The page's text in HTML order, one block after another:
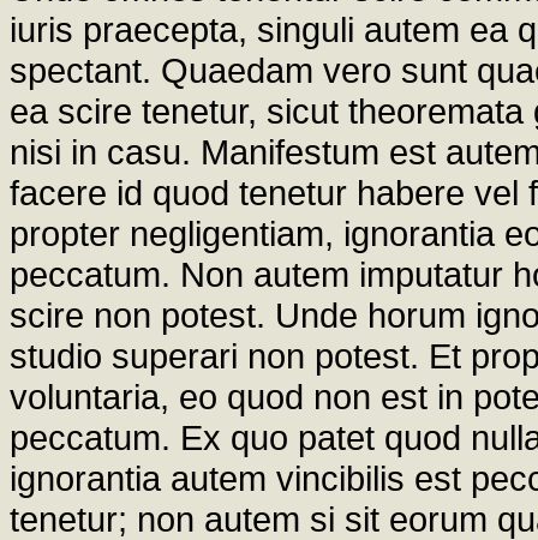
iuris praecepta, singuli autem ea
spectant. Quaedam vero sunt
ea scire tenetur, sicut
nisi in casu. Manifestum est
facere id quod tenetur habere
propter negligentiam, ignorantia
peccatum. Non autem imputatur
scire non potest. Unde horum
studio superari non potest. Et
voluntaria, eo quod non est in
peccatum. Ex quo patet quod
ignorantia autem vincibilis est
tenetur; non autem si sit eorum